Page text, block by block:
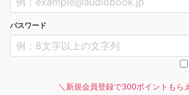
パスワード
＼新規会員登録で300ポイントもら